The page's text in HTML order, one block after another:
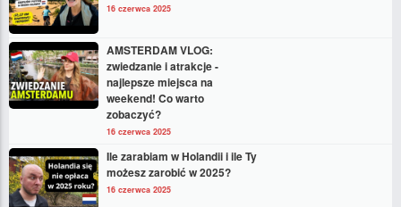
16 czerwca 2025
AMSTERDAM VLOG:
zwiedzanie i atrakcje -
najlepsze miejsca na
weekend! Co warto
zobaczyć?
16 czerwca 2025
Ile zarabiam w Holandii i ile Ty
możesz zarobić w 2025?
16 czerwca 2025